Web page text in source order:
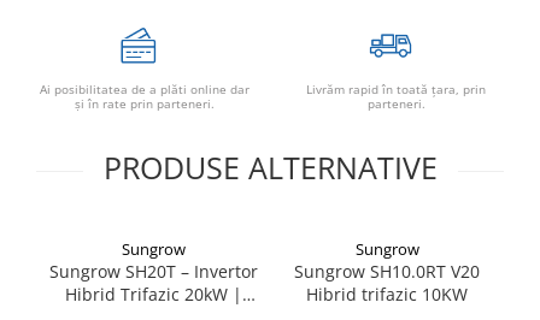
Ai posibilitatea de a plăti online dar
şi în rate prin parteneri.
Livrăm rapid în toată țara, prin
parteneri.
PRODUSE ALTERNATIVE
Sungrow
Sungrow SH20T – Invertor
Hibrid Trifazic 20kW |
Sungrow
Sungrow SH10.0RT V20
Hibrid trifazic 10KW